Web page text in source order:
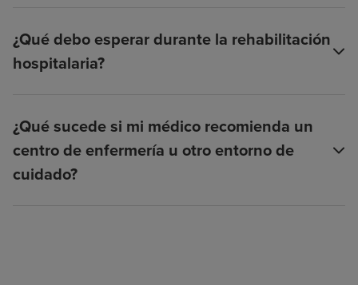
¿Qué debo esperar durante la rehabilitación
hospitalaria?
¿Qué sucede si mi médico recomienda un
centro de enfermería u otro entorno de
cuidado?